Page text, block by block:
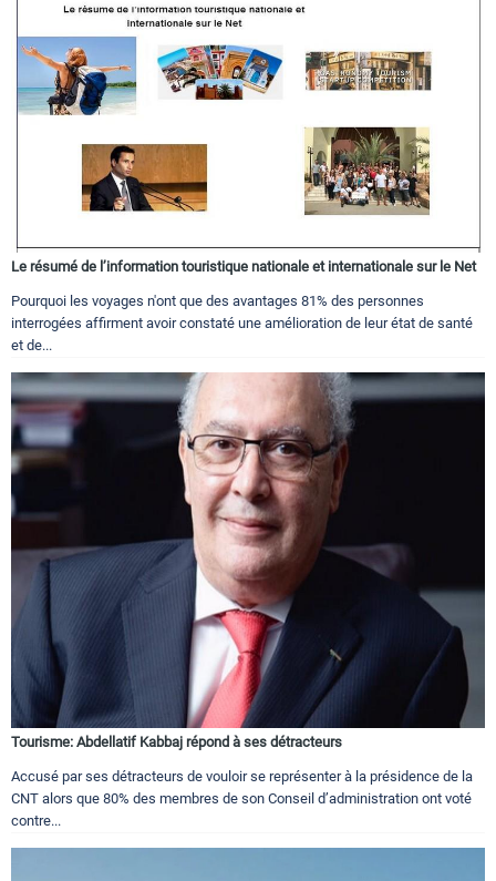
Le résumé de l’information touristique nationale et internationale sur le Net
Pourquoi les voyages n'ont que des avantages 81% des personnes
interrogées affirment avoir constaté une amélioration de leur état de santé
et de...
Tourisme: Abdellatif Kabbaj répond à ses détracteurs
Accusé par ses détracteurs de vouloir se représenter à la présidence de la
CNT alors que 80% des membres de son Conseil d’administration ont voté
contre...